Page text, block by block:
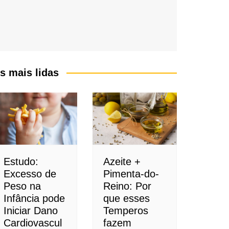
mais lidas
Estudo:
Excesso de
Peso na
Infância pode
Iniciar Dano
Cardiovascul
Azeite +
Pimenta-do-
Reino: Por
que esses
Temperos
fazem